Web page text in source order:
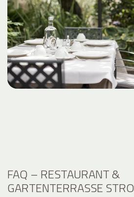
FAQ – RESTAURANT &
GARTENTERRASSE